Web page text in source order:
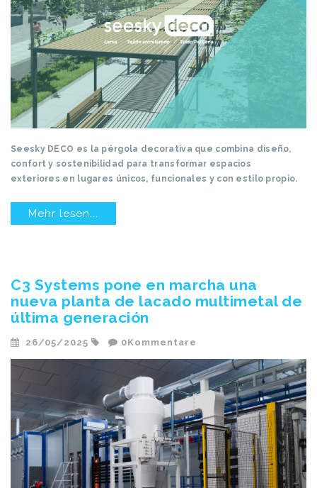
Seesky DECO es la pérgola decorativa que combina diseño,
confort y sostenibilidad para transformar espacios
exteriores en lugares únicos, funcionales y con estilo propio.
Mehr lesen...
C3 Systems pone en marcha una
nueva planta de lacado multimetal de
última generación
26/05/2025 0Kommentare